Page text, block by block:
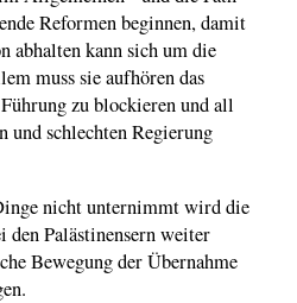
Reformen beginnen, damit
abhalten kann sich um die
muss sie aufhören das
zu blockieren und all
schlechten Regierung
nicht unternimmt wird die
den Palästinensern weiter
Bewegung der Übernahme